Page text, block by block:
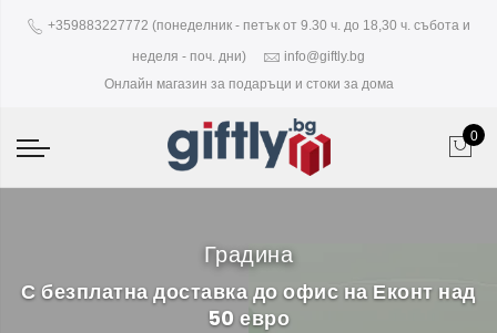
+359883227772 (понеделник - петък от 9.30 ч. до 18,30 ч. събота и
неделя - поч. дни)
info@giftly.bg
Онлайн магазин за подаръци и стоки за дома
0
Градина
С безплатна доставка до офис на Еконт над
50 евро